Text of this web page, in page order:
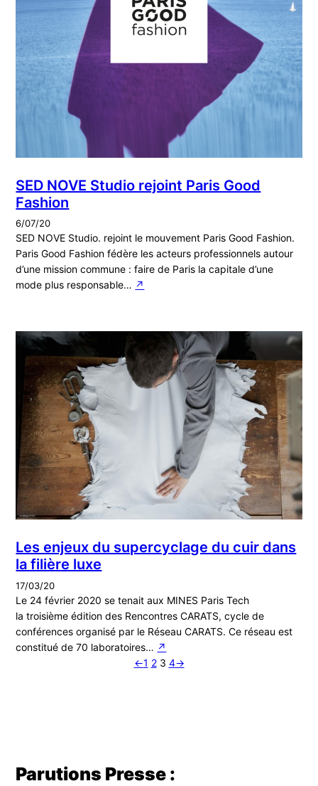
SED NOVE Studio rejoint Paris Good
Fashion
6/07/20
SED NOVE Studio. rejoint le mouvement Paris Good Fashion.
Paris Good Fashion fédère les acteurs professionnels autour
d’une mission commune : faire de Paris la capitale d’une
mode plus responsable… ↗︎
Les enjeux du supercyclage du cuir dans
la filière luxe
17/03/20
Le 24 février 2020 se tenait aux MINES Paris Tech
la troisième édition des Rencontres CARATS, cycle de
conférences organisé par le Réseau CARATS. Ce réseau est
constitué de 70 laboratoires… ↗︎
←1 2 3 4→
Parutions Presse :